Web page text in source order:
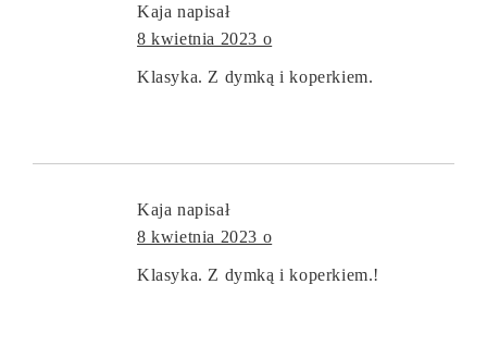
Kaja napisał
8 kwietnia 2023 o
Klasyka. Z dymką i koperkiem.
Kaja napisał
8 kwietnia 2023 o
Klasyka. Z dymką i koperkiem.!